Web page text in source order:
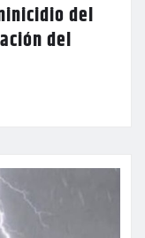
del
del